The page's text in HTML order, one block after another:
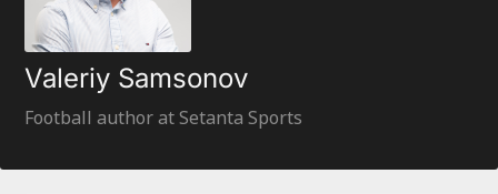
Valeriy Samsonov
Football author at Setanta Sports